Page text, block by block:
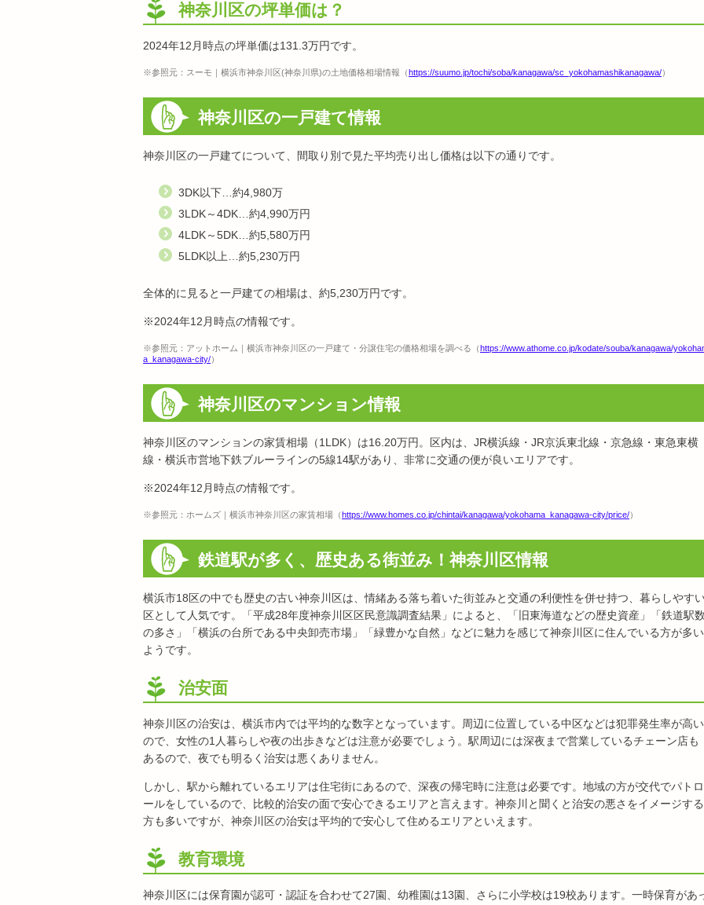
神奈川区の坪単価は？
2024年12月時点の坪単価は131.3万円です。
※参照元：スーモ｜横浜市神奈川区(神奈川県)の土地価格相場情報（https://suumo.jp/tochi/soba/kanagawa/sc_yokohamashikanagawa/）
神奈川区の一戸建て情報
神奈川区の一戸建てについて、間取り別で見た平均売り出し価格は以下の通りです。
3DK以下…約4,980万
3LDK～4DK…約4,990万円
4LDK～5DK…約5,580万円
5LDK以上…約5,230万円
全体的に見ると一戸建ての相場は、約5,230万円です。
※2024年12月時点の情報です。
※参照元：アットホーム｜横浜市神奈川区の一戸建て・分譲住宅の価格相場を調べる（https://www.athome.co.jp/kodate/souba/kanagawa/
a_kanagawa-city/）
神奈川区のマンション情報
神奈川区のマンションの家賃相場（1LDK）は16.20万円。区内は、JR横浜線・JR京浜東北線・京急線・東急東横
線・横浜市営地下鉄ブルーラインの5線14駅があり、非常に交通の便が良いエリアです。
※2024年12月時点の情報です。
※参照元：ホームズ｜横浜市神奈川区の家賃相場（https://www.homes.co.jp/chintai/kanagawa/yokohama_kanagawa-city/price/）
鉄道駅が多く、歴史ある街並み！神奈川区情報
横浜市18区の中でも歴史の古い神奈川区は、情緒ある落ち着いた街並みと交通の利便性を併せ持つ、暮らしやす
区として人気です。「平成28年度神奈川区区民意識調査結果」によると、「旧東海道などの歴史資産」「鉄道駅
の多さ」「横浜の台所である中央卸売市場」「緑豊かな自然」などに魅力を感じて神奈川区に住んでいる方が多い
ようです。
治安面
神奈川区の治安は、横浜市内では平均的な数字となっています。周辺に位置している中区などは犯罪発生率が高い
ので、女性の1人暮らしや夜の出歩きなどは注意が必要でしょう。駅周辺には深夜まで営業しているチェーン店も
あるので、夜でも明るく治安は悪くありません。
しかし、駅から離れているエリアは住宅街にあるので、深夜の帰宅時に注意は必要です。地域の方が交代でパトロ
ールをしているので、比較的治安の面で安心できるエリアと言えます。神奈川と聞くと治安の悪さをイメージする
方も多いですが、神奈川区の治安は平均的で安心して住めるエリアといえます。
教育環境
神奈川区には保育園が認可・認証を合わせて27園、幼稚園は13園、さらに小学校は19校あります。一時保育があ